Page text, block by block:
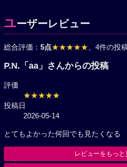
ユーザーレビュー
総合評価： 5点★★★★★ 、4件の投
P.N.「aa」さんからの投稿
評価
★★★★★
投稿日
2026-05-14
とてもよかった何回でも見たくなる
レビューをもっと